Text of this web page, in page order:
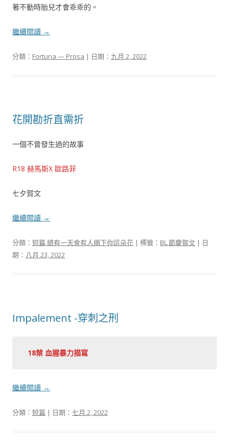
著不動時胎兒才會乖乖的。
繼續閱讀 →
分類： Fortuna — Prosa | 日期： 九月 2, 2022
花開勘折直需折
一個不曾發生過的故事
R18 赫馬斯X 歐路菲
七夕賀文
繼續閱讀 →
分類： 短篇,總有一天會有人摘下你這朵花 | 標籤： BL,節慶賀文 | 日
期： 八月 23, 2022
Impalement -穿刺之刑
18禁 血腥暴力描寫
繼續閱讀 →
分類： 短篇 | 日期： 七月 2, 2022